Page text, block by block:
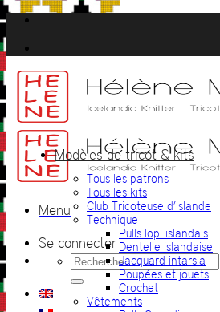
Passer
au
contenu
Menu
Se connecter
Recherche
pour :
Modèles de tricot & kits
Tous les patrons
Tous les kits
Club Tricoteuse d’Islande
Technique
Pulls lopi islandais
Dentelle islandaise
Jacquard intarsia
Poupées et jouets
Crochet
Vêtements